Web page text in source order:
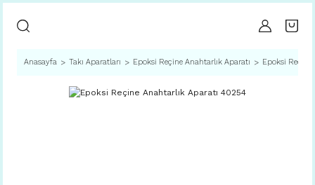
Anasayfa Takı Aparatları Epoksi Reçine Anahtarlık Aparatı Epoksi Reçine